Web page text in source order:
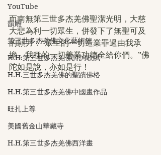
YouTube
韻雕
第三世多杰羌佛文化藝術館
H.H.第三世多杰羌佛詩詞歌賦
H.H.三世多杰羌佛的聖蹟佛格
H.H.第三世多杰羌佛中國畫作品
旺扎上尊
美國舊金山華藏寺
H.H.第三世多杰羌佛西洋畫
而南無第三世多杰羌佛聖潔光明，大慈
大悲為利一切眾生，併發下了無聖可及
的願力：“眾生的一切造業罪過由我承
擔，我種的一切善業功德全給你們。”佛
陀如是說，亦如是行！